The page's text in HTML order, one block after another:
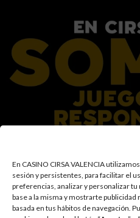
En CASINO CIRSA VALENCIA
sesión y persistentes, para facilitar el
preferencias, analizar y personalizar
base a la misma y mostrarte
basada en tus hábitos de navegación.
En el Grupo CIRSA promovemos una
garantizando un entorno seguro y
facilitamos medidas e información
entretenimiento, sin utilizarse como
o emocionales. El acceso está
personas con acceso restringido